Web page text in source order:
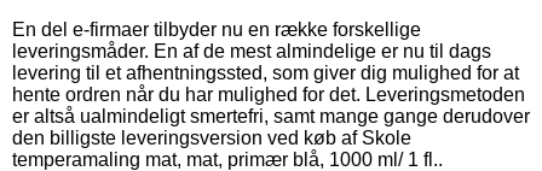
En del e-firmaer tilbyder nu en række forskellige
leveringsmåder. En af de mest almindelige er nu til dags
levering til et afhentningssted, som giver dig mulighed for at
hente ordren når du har mulighed for det. Leveringsmetoden
er altså ualmindeligt smertefri, samt mange gange derudover
den billigste leveringsversion ved køb af Skole
temperamaling mat, mat, primær blå, 1000 ml/ 1 fl..